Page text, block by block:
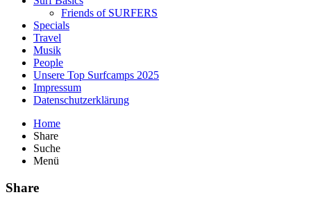
Friends of SURFERS
Specials
Travel
Musik
People
Unsere Top Surfcamps 2025
Impressum
Datenschutzerklärung
Home
Share
Suche
Menü
Share